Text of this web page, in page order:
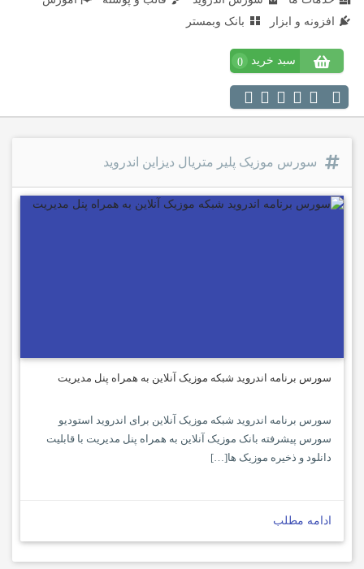
افزونه و ابزار
بانک وبمستر
سبد خرید 0
سورس موزیک پلیر متریال دیزاین اندروید
سورس برنامه اندروید شبکه موزیک آنلاین به همراه پنل مدیریت
سورس برنامه اندروید شبکه موزیک آنلاین برای اندروید استودیو
سورس پیشرفته بانک موزیک آنلاین به همراه پنل مدیریت با قابلیت
دانلود و ذخیره موزیک ها[…]
ادامه مطلب